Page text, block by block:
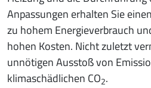
Anpassungen erhalten Sie
zu hohem Energieverbrauch
hohen Kosten. Nicht zuletzt
unnötigen Ausstoß von
klimaschädlichen CO2.